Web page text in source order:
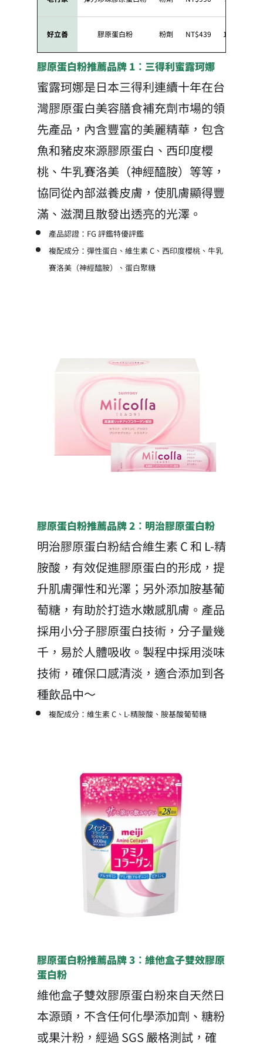
好立善 膠原蛋白粉 粉劑 NT$439 150 克／袋
膠原蛋白粉推薦品牌 1：三得利蜜露珂娜
蜜露珂娜是日本三得利連續十年在台
灣膠原蛋白美容膳食補充劑市場的領
先產品，內含豐富的美麗精華，包含
魚和豬皮來源膠原蛋白、西印度櫻
桃、牛乳賽洛美（神經醯胺）等等，
協同從內部滋養皮膚，使肌膚顯得豐
滿、滋潤且散發出透亮的光澤。
產品認證：FG 評鑑特優評鑑
複配成分：彈性蛋白、維生素 C、西印度櫻桃、牛乳
賽洛美（神經醯胺）、蛋白聚糖
膠原蛋白粉推薦品牌 2：明治膠原蛋白粉
明治膠原蛋白粉結合維生素 C 和 L-精
胺酸，有效促進膠原蛋白的形成，提
升肌膚彈性和光澤；另外添加胺基葡
萄糖，有助於打造水嫩感肌膚。產品
採用小分子膠原蛋白技術，分子量幾
千，易於人體吸收。製程中採用淡味
技術，確保口感清淡，適合添加到各
種飲品中～
複配成分：維生素 C、L-精胺酸、胺基酸葡萄糖
膠原蛋白粉推薦品牌 3：維他盒子雙效膠原
蛋白粉
維他盒子雙效膠原蛋白粉來自天然日
本源頭，不含任何化學添加劑、糖粉
或果汁粉，經過 SGS 嚴格測試，確